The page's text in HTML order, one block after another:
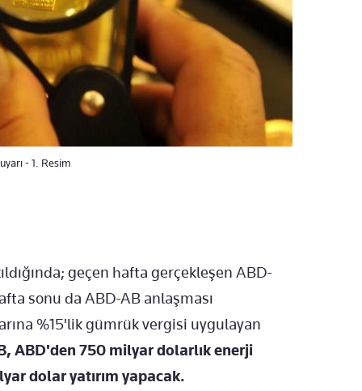
- 1. Resim
geçen hafta gerçekleşen ABD-
sonu da ABD-AB anlaşması
%15'lik gümrük vergisi uygulayan
ABD'den 750 milyar dolarlık enerji
dolar yatırım yapacak.